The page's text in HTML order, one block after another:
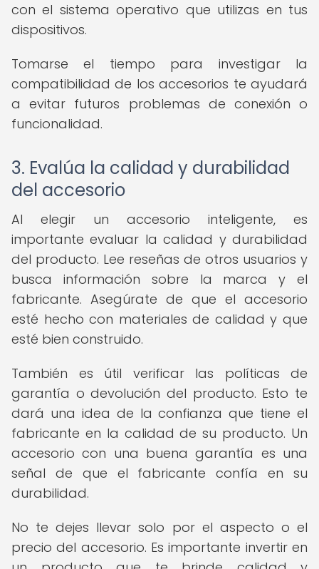
con el sistema operativo que utilizas en tus
dispositivos.
Tomarse el tiempo para investigar la
compatibilidad de los accesorios te ayudará
a evitar futuros problemas de conexión o
funcionalidad.
3. Evalúa la calidad y durabilidad
del accesorio
Al elegir un accesorio inteligente, es
importante evaluar la calidad y durabilidad
del producto. Lee reseñas de otros usuarios y
busca información sobre la marca y el
fabricante. Asegúrate de que el accesorio
esté hecho con materiales de calidad y que
esté bien construido.
También es útil verificar las políticas de
garantía o devolución del producto. Esto te
dará una idea de la confianza que tiene el
fabricante en la calidad de su producto. Un
accesorio con una buena garantía es una
señal de que el fabricante confía en su
durabilidad.
No te dejes llevar solo por el aspecto o el
precio del accesorio. Es importante invertir en